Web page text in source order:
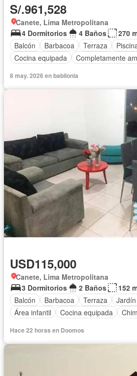
S/.961,528
Canete, Lima Metropolitana
4 Dormitorios
4 Baños
270
Balcón
Barbacoa Terraza
Cocina equipada
Completamente
8 may. 2026 en babilonia
USD115,000
Canete, Lima Metropolitana
3 Dormitorios
2 Baños
152
Balcón
Barbacoa Terraza Jardín
Área infantil
Cocina equipada
Hace 22 horas en Doomos